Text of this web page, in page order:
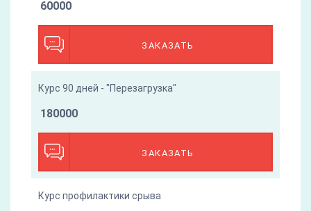
ЗАКАЗАТЬ
60000
Курс 90 дней - "Перезагрузка"
ЗАКАЗАТЬ
180000
Курс профилактики срыва